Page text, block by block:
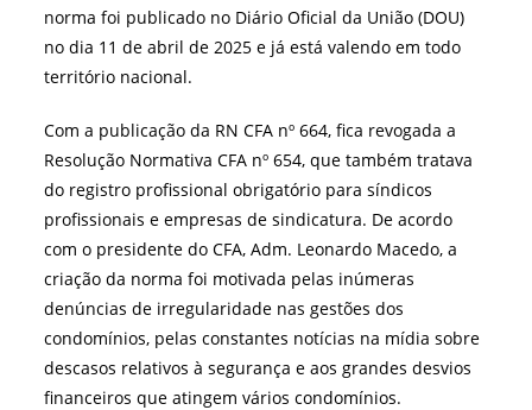
norma foi publicado no Diário Oficial da União (DOU)
no dia 11 de abril de 2025 e já está valendo em todo
território nacional.
Com a publicação da RN CFA nº 664, fica revogada a
Resolução Normativa CFA nº 654, que também tratava
do registro profissional obrigatório para síndicos
profissionais e empresas de sindicatura. De acordo
com o presidente do CFA, Adm. Leonardo Macedo, a
criação da norma foi motivada pelas inúmeras
denúncias de irregularidade nas gestões dos
condomínios, pelas constantes notícias na mídia sobre
descasos relativos à segurança e aos grandes desvios
financeiros que atingem vários condomínios.